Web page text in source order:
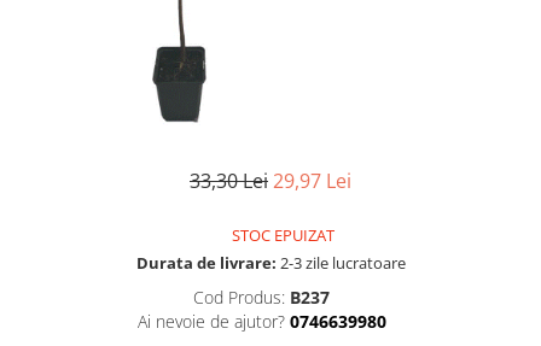
33,30 Lei29,97 Lei
STOC EPUIZAT
Durata de livrare: 2-3 zile lucratoare
Cod Produs: B237
Ai nevoie de ajutor? 0746639980